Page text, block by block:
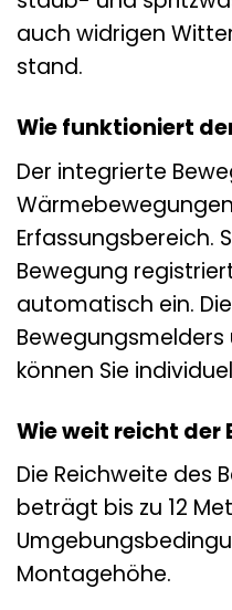
auch widrigen
stand.
Wie funktioniert
Der integrierte
Erfassungsbereich.
Bewegung
automatisch ein.
können Sie
Wie weit reicht der
Die Reichweite des
beträgt bis zu 12
Montagehöhe.